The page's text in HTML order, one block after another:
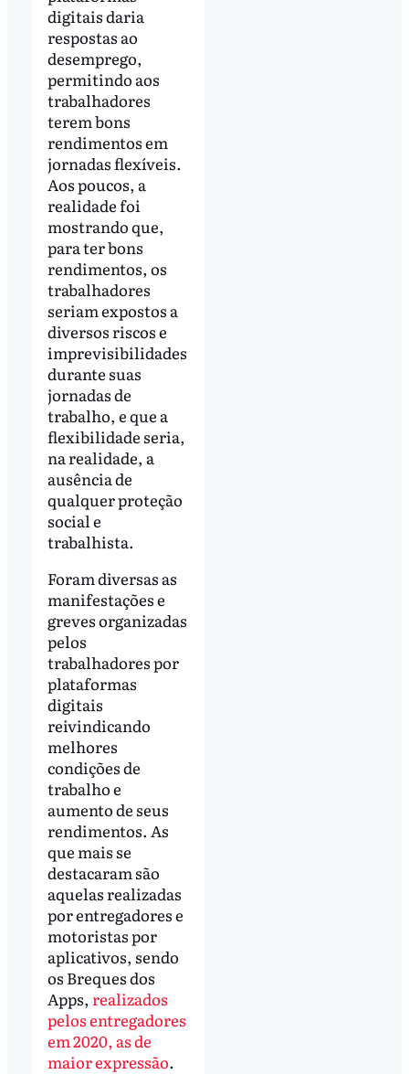
digitais daria
respostas ao
desemprego,
permitindo aos
trabalhadores
terem bons
rendimentos em
jornadas flexíveis.
Aos poucos, a
realidade foi
mostrando que,
para ter bons
rendimentos, os
trabalhadores
seriam expostos a
diversos riscos e
imprevisibilidades
durante suas
jornadas de
trabalho, e que a
flexibilidade seria,
na realidade, a
ausência de
qualquer proteção
social e
trabalhista.
Foram diversas as
manifestações e
greves organizadas
pelos
trabalhadores por
plataformas
digitais
reivindicando
melhores
condições de
trabalho e
aumento de seus
rendimentos. As
que mais se
destacaram são
aquelas realizadas
por entregadores e
motoristas por
aplicativos, sendo
os Breques dos
Apps, realizados
pelos entregadores
em 2020, as de
maior expressão.